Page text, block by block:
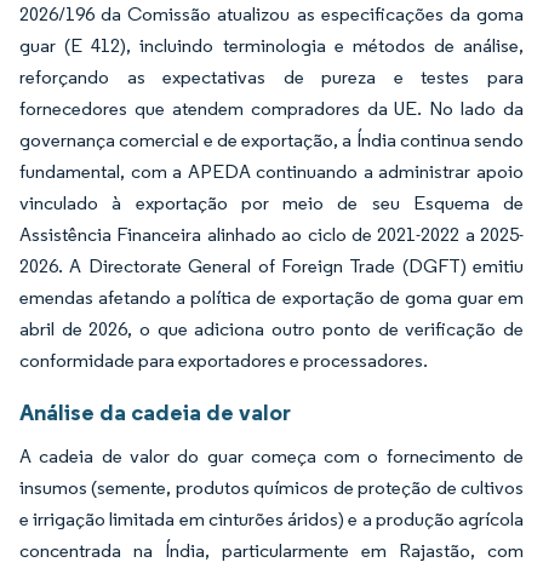
2026/196 da Comissão atualizou as especificações da goma
guar (E 412), incluindo terminologia e métodos de análise,
reforçando as expectativas de pureza e testes para
fornecedores que atendem compradores da UE. No lado da
governança comercial e de exportação, a Índia continua sendo
fundamental, com a APEDA continuando a administrar apoio
vinculado à exportação por meio de seu Esquema de
Assistência Financeira alinhado ao ciclo de 2021-2022 a 2025-
2026. A Directorate General of Foreign Trade (DGFT) emitiu
emendas afetando a política de exportação de goma guar em
abril de 2026, o que adiciona outro ponto de verificação de
conformidade para exportadores e processadores.
Análise da cadeia de valor
A cadeia de valor do guar começa com o fornecimento de
insumos (semente, produtos químicos de proteção de cultivos
e irrigação limitada em cinturões áridos) e a produção agrícola
concentrada na Índia, particularmente em Rajastão, com